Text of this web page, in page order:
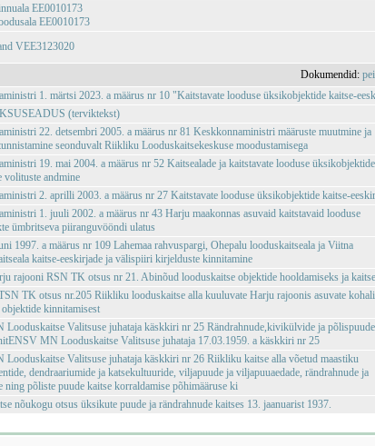
EE0010173
EE0010173
VEE3123020
Dokumendid:
1. märtsi 2023. a määrus nr 10 "Kaitstavate looduse üksikobjektide kaitse-
(terviktekst)
22. detsembri 2005. a määrus nr 81 Keskkonnaministri määruste muutmine ja
seonduvalt Riikliku Looduskaitsekeskuse moodustamisega
19. mai 2004. a määrus nr 52 Kaitsealade ja kaitstavate looduse üksikobjektide
volituste andmine
2. aprilli 2003. a määrus nr 27 Kaitstavate looduse üksikobjektide kaitse-
1. juuli 2002. a määrus nr 43 Harju maakonnas asuvaid kaitstavaid looduse
ümbritseva piiranguvööndi ulatus
1997. a määrus nr 109 Lahemaa rahvuspargi, Ohepalu looduskaitseala ja Viitna
kaitse-eeskirjade ja välispiiri kirjelduste kinnitamine
rajooni RSN TK otsus nr 21. Abinõud looduskaitse objektide hooldamiseks ja
TK otsus nr.205 Riikliku looduskaitse alla kuuluvate Harju rajoonis asuvate
objektide kinnitamisest
Valitsuse juhataja käskkiri nr 25 Rändrahnude,kivikülvide ja põlispuude
MN Looduskaitse Valitsuse juhataja 17.03.1959. a käskkiri nr 25
Valitsuse juhataja käskkiri nr 26 Riikliku kaitse alla võetud maastiku
dendraariumide ja katsekultuuride, viljapuude ja viljapuuaedade, rändrahnude ja
põliste puude kaitse korraldamise põhimääruse ki
nõukogu otsus üksikute puude ja rändrahnude kaitses 13. jaanuarist 1937.